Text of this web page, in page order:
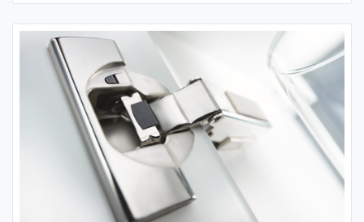
000 mm och djupet 505 mm.
Totalt finns förvaringssystemet i 42 varianter, vilket bidrar till
många användningsområden så som i en walking closet, i
hallen eller i tvättstugan. Om så önskas kan förvaringen döljas
bakom skjutdörrar. Lösningarna finns att beställa på theofils.se
med leveranstid två veckor.